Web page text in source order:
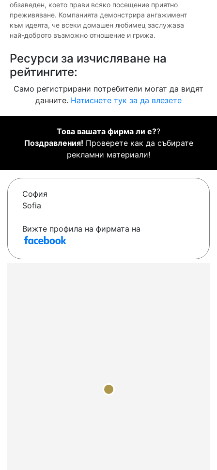
обзаведен, което прави всяко посещение приятно
преживяване. Компанията демонстрира ангажимент
към идеята, че всеки домашен любимец заслужава
най-доброто възможно отношение и грижа.
Ресурси за изчисляване на
рейтингите:
Само регистрирани потребители могат да видят
данните. Натиснете тук за да влезете
Това вашата фирма ли е??
Поздравления! Проверете как да събирате
рекламни материали!
София
Sofia
Вижте профила на фирмата на